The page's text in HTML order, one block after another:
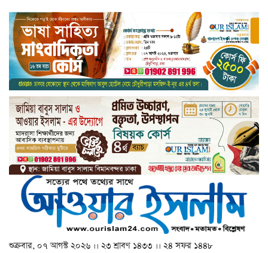
শুক্রবার, ০৭ আগস্ট ২০২৬ ।। ২৩ শ্রাবণ ১৪৩৩ ।। ২৪ সফর ১৪৪৮